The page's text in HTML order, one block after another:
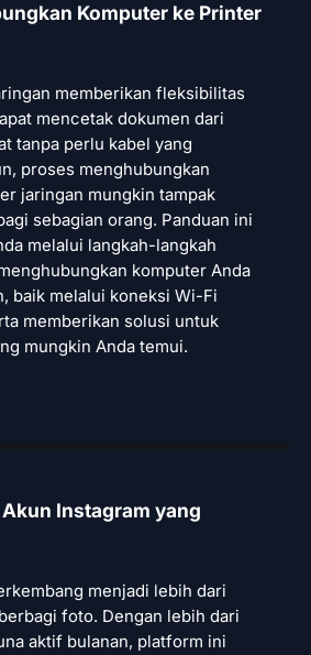
Komputer ke Printer
memberikan fleksibilitas
mencetak dokumen dari
tanpa perlu kabel yang
proses menghubungkan
jaringan mungkin tampak
sebagian orang. Panduan ini
melalui langkah-langkah
komputer Anda
baik melalui koneksi Wi-Fi
memberikan solusi untuk
mungkin Anda temui.
Instagram yang
menjadi lebih dari
foto. Dengan lebih dari
aktif bulanan, platform ini